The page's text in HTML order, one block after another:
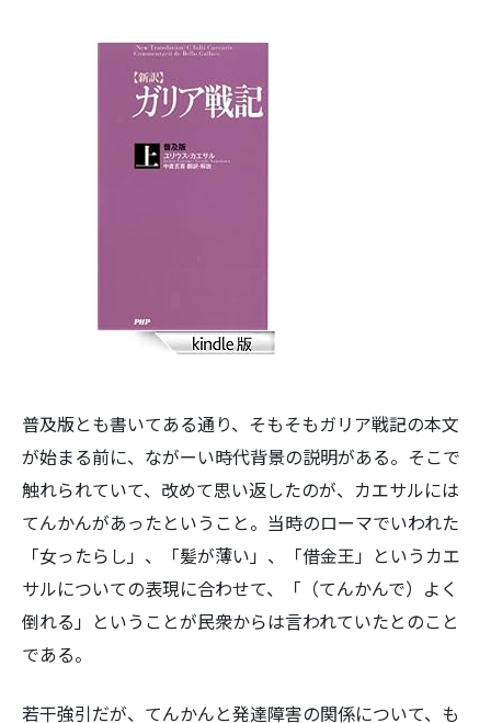
検
索:
普及版とも書いてある通り、そもそもガリア戦記の本文
が始まる前に、ながーい時代背景の説明がある。そこで
触れられていて、改めて思い返したのが、カエサルには
てんかんがあったということ。当時のローマでいわれた
「女ったらし」、「髪が薄い」、「借金王」というカエ
サルについての表現に合わせて、「（てんかんで）よく
倒れる」ということが民衆からは言われていたとのこと
である。
若干強引だが、てんかんと発達障害の関係について、も